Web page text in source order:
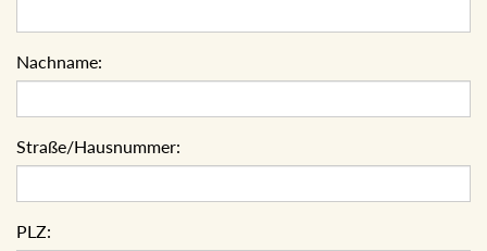
Nachname:
Straße/Hausnummer:
PLZ: